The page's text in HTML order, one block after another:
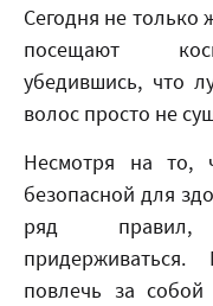
Сегодня не
посещают
убедившись, что
волос просто не
Несмотря на то,
безопасной для
ряд правил,
повлечь за собой